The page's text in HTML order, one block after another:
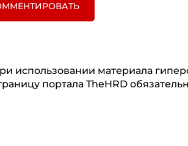
использовании материала
портала TheHRD